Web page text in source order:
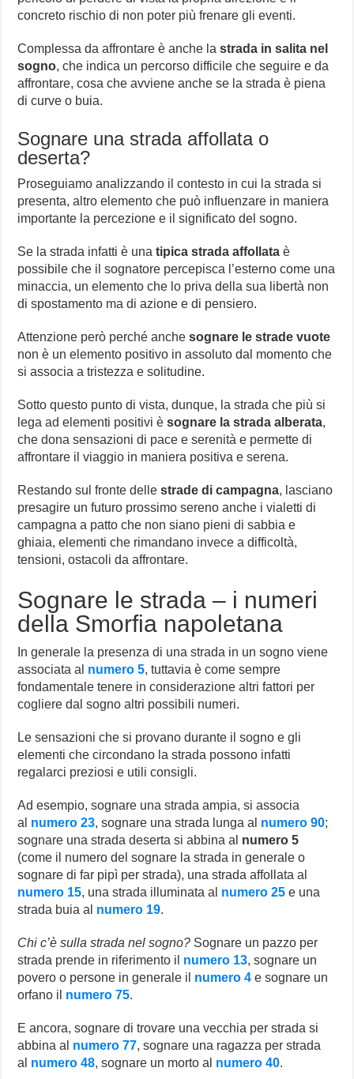
concreto rischio di non poter più frenare gli eventi.
Complessa da affrontare è anche lastrada in salita nel
sogno, che indica un percorso difficile che seguire e da
affrontare, cosa che avviene anche se la strada è piena
di curve o buia.
Sognare una strada affollata o
deserta?
Proseguiamo analizzando il contesto in cui la strada si
presenta, altro elemento che può influenzare in maniera
importante la percezione e il significato del sogno.
Se la strada infatti è unatipica strada affollata è
possibile che il sognatore percepisca l’esterno come una
minaccia, un elemento che lo priva della sua libertà non
di spostamento ma di azione e di pensiero.
Attenzione però perché anchesognare le strade vuote
non è un elemento positivo in assoluto dal momento che
si associa a tristezza e solitudine.
Sotto questo punto di vista, dunque, la strada che più si
lega ad elementi positivi è sognare la strada alberata,
che dona sensazioni di pace e serenità e permette di
affrontare il viaggio in maniera positiva e serena.
Restando sul fronte dellestrade di campagna, lasciano
presagire un futuro prossimo sereno anche i vialetti di
campagna a patto che non siano pieni di sabbia e
ghiaia, elementi che rimandano invece a difficoltà,
tensioni, ostacoli da affrontare.
Sognare le strada – i numeri
della Smorfia napoletana
In generale la presenza di una strada in un sogno viene
associata al numero 5, tuttavia è come sempre
fondamentale tenere in considerazione altri fattori per
cogliere dal sogno altri possibili numeri.
Le sensazioni che si provano durante il sogno e gli
elementi che circondano la strada possono infatti
regalarci preziosi e utili consigli.
Ad esempio, sognare una strada ampia, si associa
al numero 23, sognare una strada lunga al numero 90;
sognare una strada deserta si abbina al numero 5
(come il numero del sognare la strada in generale o
sognare di far pipì per strada), una strada affollata al
numero 15, una strada illuminata al numero 25 e una
strada buia al numero 19.
Chi c’è sulla strada nel sogno? Sognare un pazzo per
strada prende in riferimento il numero 13, sognare un
povero o persone in generale il numero 4 e sognare un
orfano il numero 75.
E ancora, sognare di trovare una vecchia per strada si
abbina al numero 77, sognare una ragazza per strada
al numero 48, sognare un morto al numero 40.